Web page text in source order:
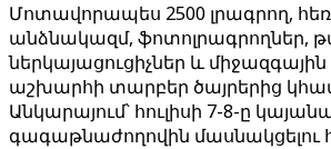
Մոտավորապես 2500 լրագրող,
անձնակազմ, ֆոտոլրագրողներ,
ներկայացուցիչներ և
աշխարհի տարբեր ծայրերից
Անկարայում՝ հուլիսի 7-8-ը
գագաթնաժողովին մասնակցելու